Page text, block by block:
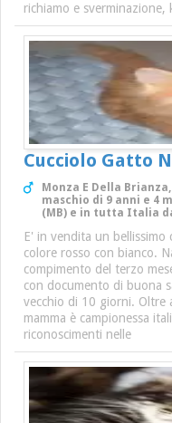
richiamo e
Cucciolo Gatto
Monza E Della
maschio di 9 anni e 4
(MB) e in tutta Italia
E' in vendita un bellissimo
colore rosso con bianco.
compimento del terzo
con documento di buona
vecchio di 10 giorni. Oltre
mamma è campionessa
riconoscimenti nelle